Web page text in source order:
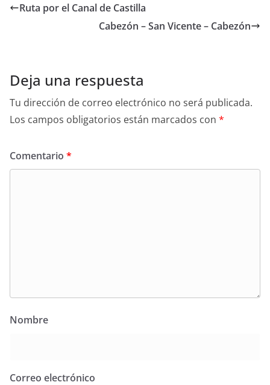
o r
Ruta por el Canal de Castilla
Cabezón – San Vicente – Cabezón
Deja una respuesta
Tu dirección de correo electrónico no será publicada.
Los campos obligatorios están marcados con *
Comentario *
Nombre
Correo electrónico